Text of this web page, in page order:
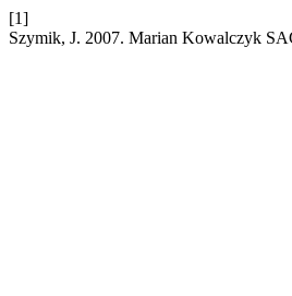
[1]
Szymik, J. 2007. Marian Kowalczyk